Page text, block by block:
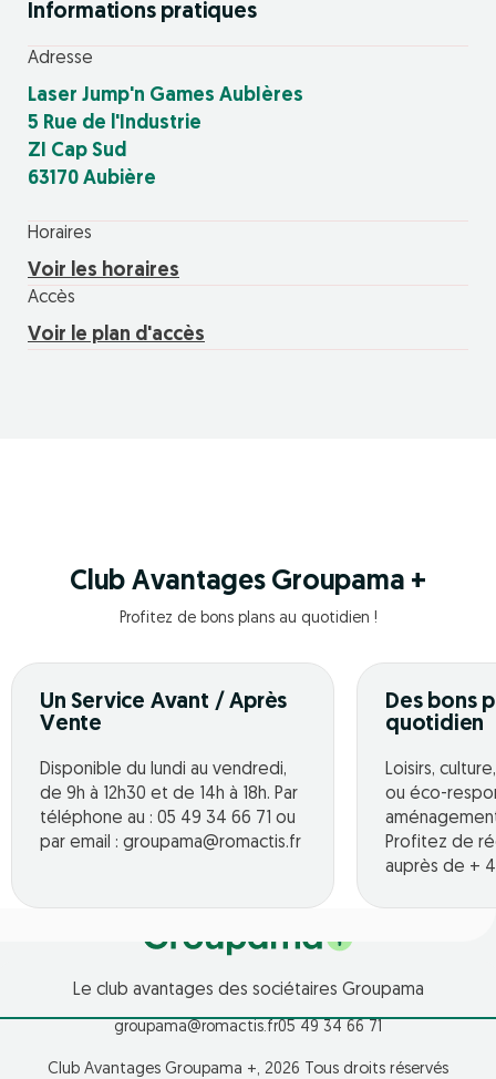
Informations pratiques
Adresse
Laser Jump'n Games AubIères
5 Rue de l'Industrie
ZI Cap Sud
63170 Aubière
Horaires
Voir les horaires
Accès
Voir le plan d'accès
Club Avantages Groupama +
Profitez de bons plans au quotidien !
Un Service Avant / Après
Vente
Disponible du lundi au vendredi,
de 9h à 12h30 et de 14h à 18h. Par
téléphone au : 05 49 34 66 71 ou
par email : groupama@romactis.fr
Des bons
quotidien
Loisirs,
ou éco-
Profitez de
auprès de +
Le club avantages des sociétaires Groupama
groupama@romactis.fr05 49 34 66 71
Club Avantages Groupama +, 2026 Tous droits réservés